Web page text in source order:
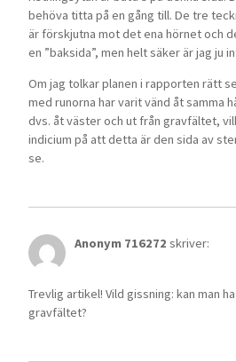
behöva titta på en gång till. De tre
är förskjutna mot det ena hörnet och
en ”baksida”, men helt säker är jag ju
Om jag tolkar planen i rapporten rätt
med runorna har varit vänd åt samma
dvs. åt väster och ut från gravfältet,
indicium på att detta är den sida av
se.
Anonym 716272 skriver:
Trevlig artikel! Vild gissning: kan man
gravfältet?